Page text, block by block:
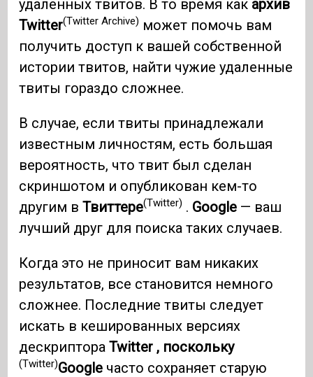
удаленных твитов. В то время как архив
Twitter(Twitter Archive) может помочь вам
получить доступ к вашей собственной
истории твитов, найти чужие удаленные
твиты гораздо сложнее.
В случае, если твиты принадлежали
известным личностям, есть большая
вероятность, что твит был сделан
скриншотом и опубликован кем-то
другим вТвиттере(Twitter) . Google — ваш
лучший друг для поиска таких случаев.
Когда это не приносит вам никаких
результатов, все становится немного
сложнее. Последние твиты следует
искать в кешированных версиях
дескриптораTwitter , поскольку
(Twitter)Google часто сохраняет старую